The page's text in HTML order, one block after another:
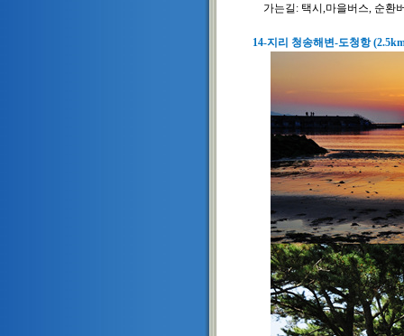
가는길: 택시,마을버스, 순환
14-지리 청송해변-도청항